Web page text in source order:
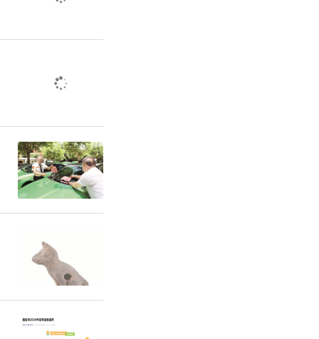
特色与
内涵丰
秦岭”列
宝成铁
（记者 张
责任编辑：方点 赵森